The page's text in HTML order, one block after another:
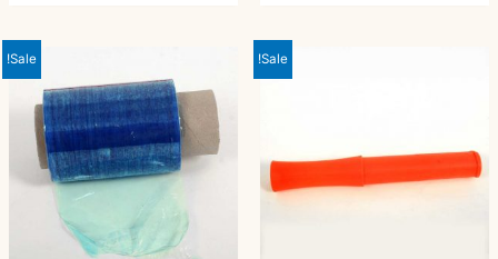
Sale!
Sale!